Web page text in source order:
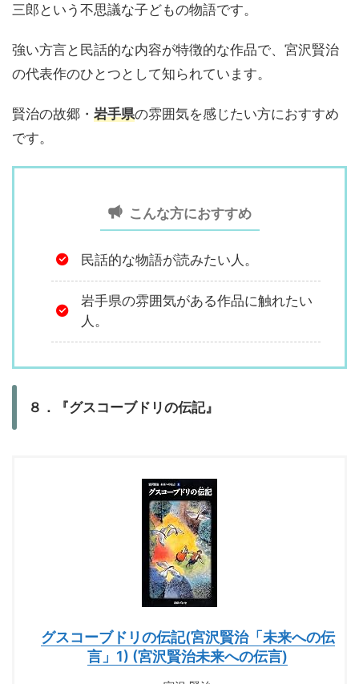
三郎という不思議な子どもの物語です。
強い方言と民話的な内容が特徴的な作品で、宮沢賢治
の代表作のひとつとして知られています。
賢治の故郷・ 岩手県の雰囲気を感じたい方におすすめ
です。
こんな方におすすめ
民話的な物語が読みたい人。
岩手県の雰囲気がある作品に触れたい
人。
８．『グスコーブドリの伝記』
グスコーブドリの伝記(宮沢賢治「未来への伝
言」1) (宮沢賢治未来への伝言)